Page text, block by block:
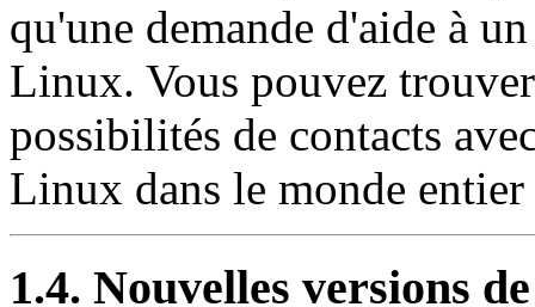
qu'une demande d'aide à
Linux. Vous pouvez
possibilités de contacts
Linux dans le monde
1.4. Nouvelles versions